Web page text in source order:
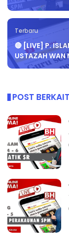
Terbaru
🔴 [LIVE] P.
USTAZAH WAN
POST